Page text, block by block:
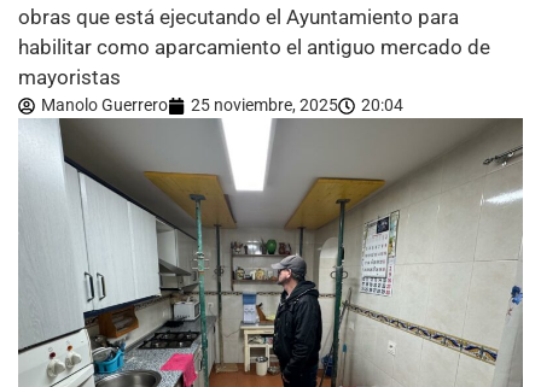
obras que está ejecutando el Ayuntamiento para
habilitar como aparcamiento el antiguo mercado de
mayoristas
Manolo Guerrero 25 noviembre, 2025 20:04